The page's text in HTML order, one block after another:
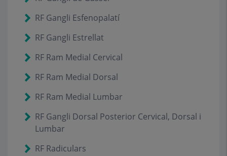
RF Gangli Esfenopalatí
RF Gangli Estrellat
RF Ram Medial Cervical
RF Ram Medial Dorsal
RF Ram Medial Lumbar
RF Gangli Dorsal Posterior Cervical, Dorsal i
Lumbar
RF Radiculars